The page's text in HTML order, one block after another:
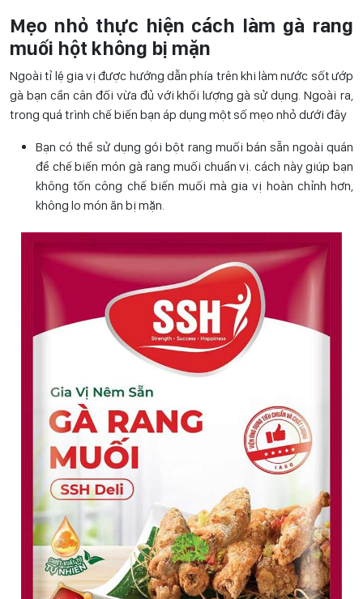
Mẹo nhỏ thực hiện cách làm gà rang
muối hột không bị mặn
Ngoài tỉ lệ gia vị được hướng dẫn phía trên khi làm nước sốt ướp
gà bạn cần cân đối vừa đủ với khối lượng gà sử dụng. Ngoài ra,
trong quá trình chế biến bạn áp dụng một số mẹo nhỏ dưới đây
Bạn có thể sử dụng gói bột rang muối bán sẵn ngoài quán
để chế biến món gà rang muối chuẩn vị. cách này giúp bạn
không tốn công chế biến muối mà gia vị hoàn chỉnh hơn,
không lo món ăn bị mặn.